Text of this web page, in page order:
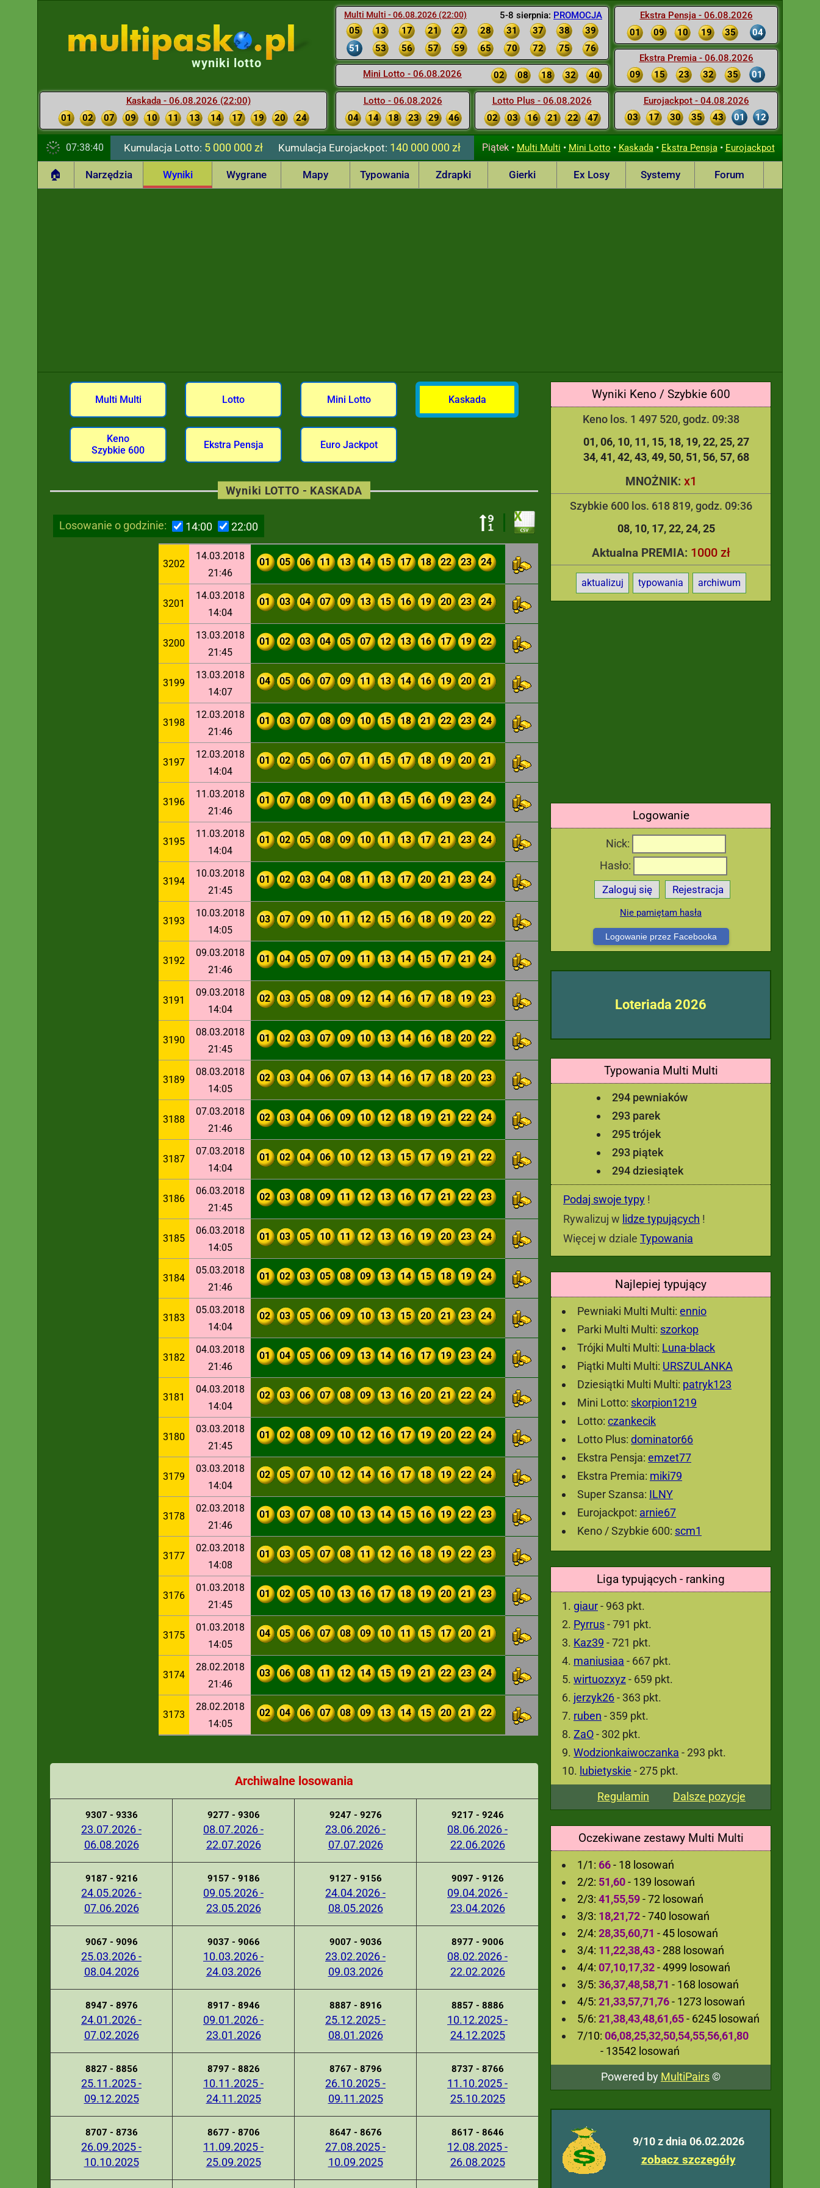
5-8 sierpnia: PROMOCJA
Multi Multi - 06.08.2026 (22:00)
05 13 17 21 27 28 31 37 38
39
51
53 56 57 59 65 70 72 75 76
Mini Lotto - 06.08.2026 02 08 18 32 40
Lotto - 06.08.2026
04
14 18 23 29 46
Lotto Plus - 06.08.2026
02
03 16 21 22 47
Ekstra Pensja - 06.08.2026
01
09 10 19 35 04
Ekstra Premia - 06.08.2026
09
15 23 32 35 01
Eurojackpot - 04.08.2026
03
17 30 35 43 01 12
wyniki lotto
Kaskada - 06.08.2026 (22:00)
01
02 07 09 10 11 13 14 17 19 20 24
07:38:41 Kumulacja Lotto: 5 000 000 zł KumulacjaEurojackpot: 140 000 000 zł Piątek• Multi Multi • Mini Lotto • Kaskada• Ekstra Pensja• Eurojackpot
🏠 Narzędzia Wyniki Wygrane Mapy Typowania Zdrapki Gierki Ex Losy Systemy Forum
Wyniki Keno / Szybkie 600
Keno los. 1 497 520, godz. 09:38
01 06 10 11 15 18 19 22 25 27
34 41 42 43 49 50 51 56 57 68
MNOŻNIK: x1
Szybkie 600 los. 618 819, godz. 09:36
08 10 17 22 24 25
Aktualna PREMIA: 1000 zł
aktualizuj typowania archiwum
Logowanie
Nick:
Hasło:
Zaloguj się Rejestracja
Nie pamiętam hasła
Logowanie przez Facebooka
Loteriada 2026
Typowania Multi Multi
294 pewniaków
293 parek
295 trójek
293 piątek
294 dziesiątek
Podaj swoje typy !
Rywalizuj w lidze typujących !
Więcej w dziale Typowania
Najlepiej typujący
Pewniaki Multi Multi: ennio
Parki Multi Multi: szorkop
Trójki Multi Multi: Luna-black
Piątki Multi Multi: URSZULANKA
Dziesiątki Multi Multi: patryk123
Mini Lotto: skorpion1219
Lotto: czankecik
Lotto Plus: dominator66
Ekstra Pensja: emzet77
Ekstra Premia: miki79
Super Szansa: ILNY
Eurojackpot: arnie67
Keno / Szybkie 600: scm1
Liga typujących - ranking
giaur- 963 pkt.
Pyrrus- 791 pkt.
Kaz39 - 721 pkt.
maniusiaa - 667 pkt.
wirtuozxyz - 659 pkt.
jerzyk26- 363 pkt.
ruben - 359 pkt.
ZaO- 302 pkt.
Wodzionkaiwoczanka - 293 pkt.
lubietyskie - 275 pkt.
Regulamin
Dalsze pozycje
Oczekiwane zestawy Multi Multi
1/1: 66- 18 losowań
2/2: 51,60- 139 losowań
2/3: 41,55,59- 72 losowań
3/3: 18,21,72- 740 losowań
2/4: 28,35,60,71 - 45 losowań
3/4: 11,22,38,43- 288 losowań
4/4: 07,10,17,32- 4999 losowań
3/5: 36,37,48,58,71 - 168 losowań
4/5: 21,33,57,71,76- 1273 losowań
5/6: 21,38,43,48,61,65- 6245 losowań
7/10: 06,08,25,32,50,54,55,56,61,80
- 13542 losowań
Powered by MultiPairs©
9/10 z dnia 06.02.2026
zobacz szczegóły
Multi Multi Lotto Mini Lotto Kaskada
Keno
Szybkie 600
Ekstra Pensja Euro Jackpot
Losowanie o godzinie: 14:00 22:00
Wyniki LOTTO - KASKADA
3202
14.03.2018
21:46
01 05 06 11 13 14 15 17 18 22 23 24
3201
14.03.2018
14:04
01 03 04 07 09 13 15 16 19 20 23 24
3200
13.03.2018
21:45
01 02 03 04 05 07 12 13 16 17 19 22
3199
13.03.2018
14:07
04 05 06 07 09 11 13 14 16 19 20 21
3198
12.03.2018
21:46
01 03 07 08 09 10 15 18 21 22 23 24
3197
12.03.2018
14:04
01 02 05 06 07 11 15 17 18 19 20 21
3196
11.03.2018
21:46
01 07 08 09 10 11 13 15 16 19 23 24
3195
11.03.2018
14:04
01 02 05 08 09 10 11 13 17 21 23 24
3194
10.03.2018
21:45
01 02 03 04 08 11 13 17 20 21 23 24
3193
10.03.2018
14:05
03 07 09 10 11 12 15 16 18 19 20 22
3192
09.03.2018
21:46
01 04 05 07 09 11 13 14 15 17 21 24
3191
09.03.2018
14:04
02 03 05 08 09 12 14 16 17 18 19 23
3190
08.03.2018
21:45
01 02 03 07 09 10 13 14 16 18 20 22
3189
08.03.2018
14:05
02 03 04 06 07 13 14 16 17 18 20 23
3188
07.03.2018
21:46
02 03 04 06 09 10 12 18 19 21 22 24
3187
07.03.2018
14:04
01 02 04 06 10 12 13 15 17 19 21 22
3186
06.03.2018
21:45
02 03 08 09 11 12 13 16 17 21 22 23
3185
06.03.2018
14:05
01 03 05 10 11 12 13 16 19 20 23 24
3184
05.03.2018
21:46
01 02 03 05 08 09 13 14 15 18 19 24
3183
05.03.2018
14:04
02 03 05 06 09 10 13 15 20 21 23 24
3182
04.03.2018
21:46
01 04 05 06 09 13 14 16 17 19 23 24
3181
04.03.2018
14:04
02 03 06 07 08 09 13 16 20 21 22 24
3180
03.03.2018
21:45
01 02 08 09 10 12 16 17 19 20 22 24
3179
03.03.2018
14:04
02 05 07 10 12 14 16 17 18 19 22 24
3178
02.03.2018
21:46
01 03 07 08 10 13 14 15 16 19 22 23
3177
02.03.2018
14:08
01 03 05 07 08 11 12 16 18 19 22 23
3176
01.03.2018
21:45
01 02 05 10 13 16 17 18 19 20 21 23
3175
01.03.2018
14:05
04 05 06 07 08 09 10 11 15 17 20 21
3174
28.02.2018
21:46
03 06 08 11 12 14 15 19 21 22 23 24
3173
28.02.2018
14:05
02 04 06 07 08 09 13 14 15 20 21 22
Archiwalne losowania
9307 - 9336
23.07.2026 -
06.08.2026
9277 - 9306
08.07.2026 -
22.07.2026
9247 - 9276
23.06.2026 -
07.07.2026
9217 - 9246
08.06.2026 -
22.06.2026
9187 - 9216
24.05.2026 -
07.06.2026
9157 - 9186
09.05.2026 -
23.05.2026
9127 - 9156
24.04.2026 -
08.05.2026
9097 - 9126
09.04.2026 -
23.04.2026
9067 - 9096
25.03.2026 -
08.04.2026
9037 - 9066
10.03.2026 -
24.03.2026
9007 - 9036
23.02.2026 -
09.03.2026
8977 - 9006
08.02.2026 -
22.02.2026
8947 - 8976
24.01.2026 -
07.02.2026
8917 - 8946
09.01.2026 -
23.01.2026
8887 - 8916
25.12.2025 -
08.01.2026
8857 - 8886
10.12.2025 -
24.12.2025
8827 - 8856
25.11.2025 -
09.12.2025
8797 - 8826
10.11.2025 -
24.11.2025
8767 - 8796
26.10.2025 -
09.11.2025
8737 - 8766
11.10.2025 -
25.10.2025
8707 - 8736
26.09.2025 -
10.10.2025
8677 - 8706
11.09.2025 -
25.09.2025
8647 - 8676
27.08.2025 -
10.09.2025
8617 - 8646
12.08.2025 -
26.08.2025